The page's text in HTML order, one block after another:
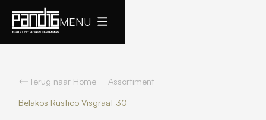
MENU
Terug naar Home
Assortiment
Belakos Rustico Visgraat 30